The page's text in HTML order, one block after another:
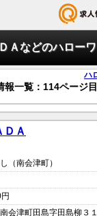
などのハロー
ハ
報一覧：114ページ目
Ａ
（南会津町）
会津町田島字田島柳３